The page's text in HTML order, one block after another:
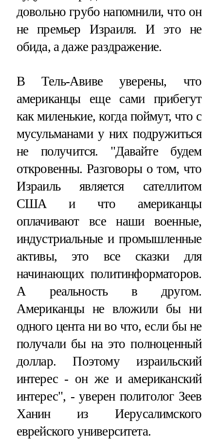
довольно грубо напомнили, что он
не премьер Израиля. И это не
обида, а даже раздражение.
В Тель-Авиве уверены, что
американцы еще сами прибегут
как миленькие, когда поймут, что с
мусульманами у них подружиться
не получится. "Давайте будем
откровенны. Разговоры о том, что
Израиль является сателлитом
США и что американцы
оплачивают все наши военные,
индустриальные и промышленные
активы, это все сказки для
начинающих политинформаторов.
А реальность в другом.
Американцы не вложили бы ни
одного цента ни во что, если бы не
получали бы на это полноценный
доллар. Поэтому израильский
интерес - он же и американский
интерес", - уверен политолог Зеев
Ханин из Иерусалимского
еврейского университета.